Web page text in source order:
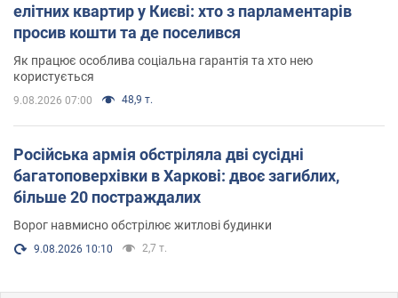
елітних квартир у Києві: хто з парламентарів
просив кошти та де поселився
Як працює особлива соціальна гарантія та хто нею
користується
9.08.2026 07:00 48,9 т.
Російська армія обстріляла дві сусідні
багатоповерхівки в Харкові: двоє загиблих,
більше 20 постраждалих
Ворог навмисно обстрілює житлові будинки
9.08.2026 10:10 2,7 т.